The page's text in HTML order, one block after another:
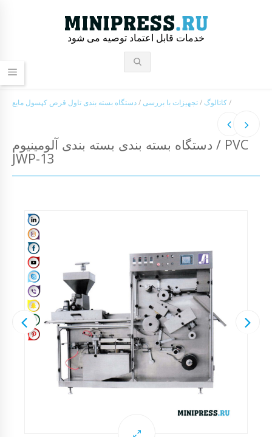
خدمات قابل اعتماد توصیه می شود
کاتالوگ /تجهیزات با بررسی /دستگاه بسته بندی تاول قرص کپسول مایع /
دستگاه بسته بندی بسته بندی آلومینیوم / PVC
JWP-13